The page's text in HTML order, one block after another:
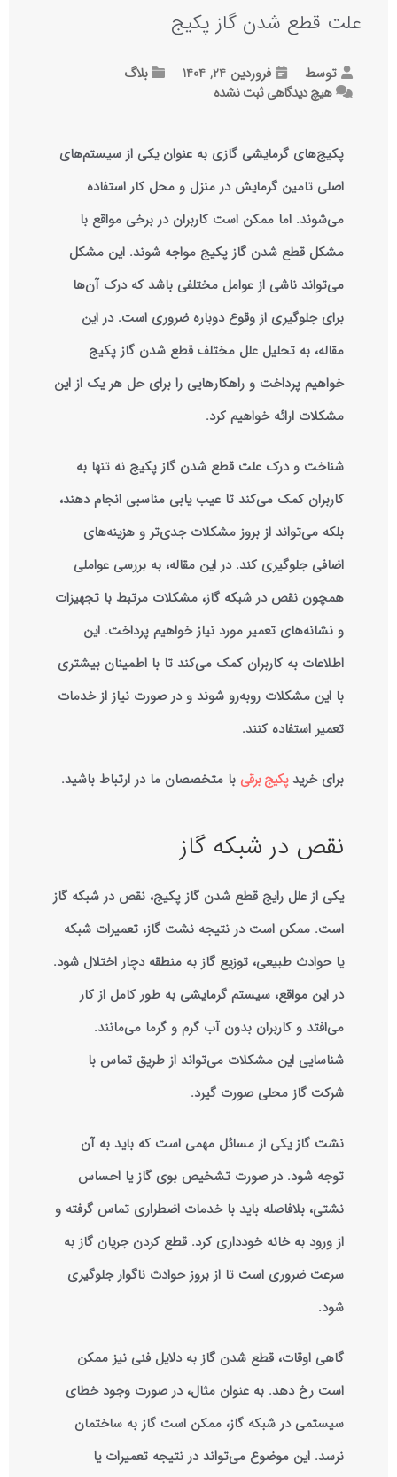
علت قطع شدن گاز پکیج
توسط فروردین 24, 1404
بلاگ
هیچ دیدگاهیثبت نشده
پکیج‌های گرمایشی گازی به عنوان یکی از سیستم‌های
اصلی تامین گرمایش در منزل و محل کار استفاده
می‌شوند. اما ممکن است کاربران در برخی مواقع با
مشکل قطع شدن گاز پکیج مواجه شوند. این مشکل
می‌تواند ناشی از عوامل مختلفی باشد که درک آن‌ها
برای جلوگیری از وقوع دوباره ضروری است. در این
مقاله، به تحلیل علل مختلف قطع شدن گاز پکیج
خواهیم پرداخت و راهکارهایی را برای حل هر یک از این
مشکلات ارائه خواهیم کرد.
شناخت و درک علت قطع شدن گاز پکیج نه تنها به
کاربران کمک می‌کند تا عیب‌ یابی مناسبی انجام دهند،
بلکه می‌تواند از بروز مشکلات جدی‌تر و هزینه‌های
اضافی جلوگیری کند. در این مقاله، به بررسی عواملی
همچون نقص در شبکه گاز، مشکلات مرتبط با تجهیزات
و نشانه‌های تعمیر مورد نیاز خواهیم پرداخت. این
اطلاعات به کاربران کمک می‌کند تا با اطمینان بیشتری
با این مشکلات روبه‌رو شوند و در صورت نیاز از خدمات
تعمیر استفاده کنند.
برای خریدپکیج‌ برقی با متخصصان ما در ارتباط باشید.
نقص در شبکه گاز
یکی از علل رایج قطع شدن گاز پکیج، نقص در شبکه گاز
است. ممکن است در نتیجه نشت گاز، تعمیرات شبکه
یا حوادث طبیعی، توزیع گاز به منطقه دچار اختلال شود.
در این مواقع، سیستم گرمایشی به طور کامل از کار
می‌افتد و کاربران بدون آب گرم و گرما می‌مانند.
شناسایی این مشکلات می‌تواند از طریق تماس با
شرکت گاز محلی صورت گیرد.
نشت گاز یکی از مسائل مهمی است که باید به آن
توجه شود. در صورت تشخیص بوی گاز یا احساس
نشتی، بلافاصله باید با خدمات اضطراری تماس گرفته و
از ورود به خانه خودداری کرد. قطع کردن جریان گاز به
سرعت ضروری است تا از بروز حوادث ناگوار جلوگیری
شود.
گاهی اوقات، قطع شدن گاز به دلایل فنی نیز ممکن
است رخ دهد. به عنوان مثال، در صورت وجود خطای
سیستمی در شبکه گاز، ممکن است گاز به ساختمان
نرسد. این موضوع می‌تواند در نتیجه تعمیرات یا